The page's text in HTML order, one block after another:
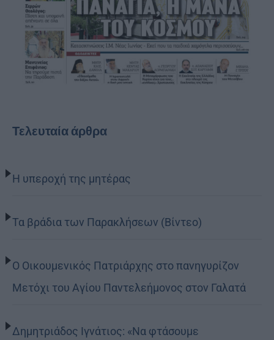
Τελευταία άρθρα
Η υπεροχή της μητέρας
Τα βράδια των Παρακλήσεων (Βίντεο)
Ο Οικουμενικός Πατριάρχης στο πανηγυρίζον
Μετόχι του Αγίου Παντελεήμονος στον Γαλατά
Δημητριάδος Ιγνάτιος: «Να φτάσουμε